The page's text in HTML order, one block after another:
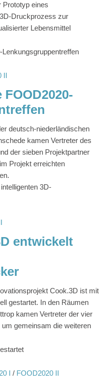
Prototyp eines
Druckprozess zur
Lebensmittel
II
deutsch-niederländischen
kamen Vertreter des
der sieben Projektpartner
Projekt erreichten
entwickelt
Cook.3D ist mit
gestartet. In den Räumen
kamen Vertreter der vier
gemeinsam die weiteren
I / FOOD2020 II